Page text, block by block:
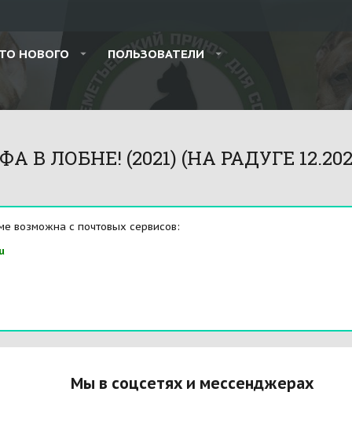
НОВОГО ПОЛЬЗОВАТЕЛИ
ЛОБНЕ! (2021) (НА РАДУГЕ
возможна с почтовых сервисов:
Мы в соцсетях и мессенджерах